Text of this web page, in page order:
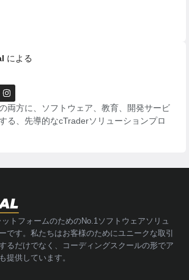
による
両方に、ソフトウェア、教育、開発サービ
る、先導的なcTraderソリューションプロ
トフォームのためのNo.1ソフトウェアソリュ
です。私たちはお客様のためにユニークな取引
るだけでなく、コーディングスクールの形でア
提供しています。